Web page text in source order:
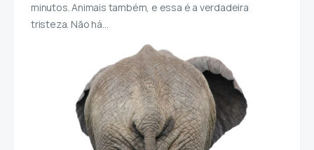
minutos. Animais também, e essa é a verdadeira
tristeza. Não há…